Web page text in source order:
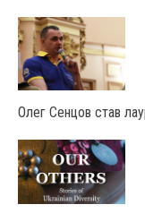
Олег Сенцов став